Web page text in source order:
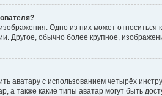
Одно из них может
Другое, обычно более крупное,
аватару с использованием четырёх
а также какие типы аватар могут быть